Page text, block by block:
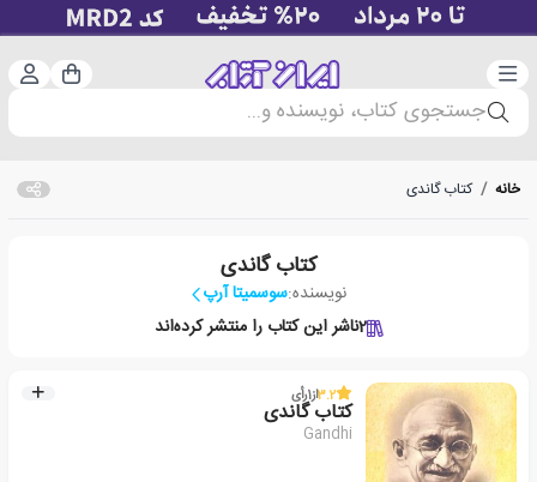
دسته‌بندی سبد
جستجوی کتاب، نویسنده و...
خانه / کتاب گاندی
کتاب گاندی
نویسنده:سوسمیتا آرپ
2ناشر این کتاب را منتشر کرده‌اند
3.2از1رأی
کتاب گاندی
Gandhi